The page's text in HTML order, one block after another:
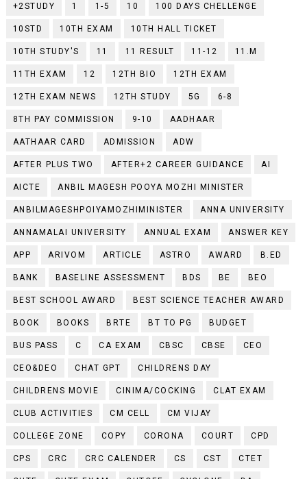
+2STUDY 1 1-5 10 100 DAYS CHELLENGE
10STD 10TH EXAM 10TH HALL TICKET
10TH STUDY'S 11 11 RESULT 11-12 11.M
11TH EXAM 12 12TH BIO 12TH EXAM
12TH EXAM NEWS 12TH STUDY 5G 6-8
8TH PAY COMMISSION 9-10 AADHAAR
AATHAAR CARD ADMISSION ADW
AFTER PLUS TWO AFTER+2 CAREER GUIDANCE AI
AICTE ANBIL MAGESH POOYA MOZHI MINISTER
ANBILMAGESHPOIYAMOZHIMINISTER ANNA UNIVERSITY
ANNAMALAI UNIVERSITY ANNUAL EXAM ANSWER KEY
APP ARIVOM ARTICLE ASTRO AWARD B.ED
BANK BASELINE ASSESSMENT BDS BE BEO
BEST SCHOOL AWARD BEST SCIENCE TEACHER AWARD
BOOK BOOKS BRTE BT TO PG BUDGET
BUS PASS C CA EXAM CBSC CBSE CEO
CEO&DEO CHAT GPT CHILDRENS DAY
CHILDRENS MOVIE CINIMA/COCKING CLAT EXAM
CLUB ACTIVITIES CM CELL CM VIJAY
COLLEGE ZONE COPY CORONA COURT CPD
CPS CRC CRC CALENDER CS CST CTET